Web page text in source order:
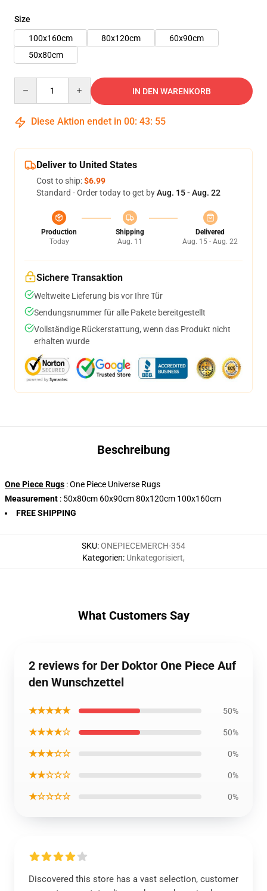
Size
100x160cm
80x120cm
60x90cm
50x80cm
IN DEN WARENKORB
Diese Aktion endet in 00: 43: 55
Deliver to United States
Cost to ship:$6.99
Standard - Order today to get byAug. 15 - Aug. 22
Production
Today
Shipping
Aug. 11
Delivered
Aug. 15 - Aug. 22
Sichere Transaktion
Weltweite Lieferung bis vor Ihre Tür
Sendungsnummer für alle Pakete bereitgestellt
Vollständige Rückerstattung, wenn das Produkt nicht
erhalten wurde
Beschreibung
One Piece Rugs : One Piece Universe Rugs
Measurement : 50x80cm 60x90cm 80x120cm 100x160cm
FREE SHIPPING
SKU:ONEPIECEMERCH-354
Kategorien: Unkategorisiert,
What Customers Say
2 reviews for Der Doktor One Piece Auf
den Wunschzettel
★★★★★ 50%
★★★★☆ 50%
★★★☆☆ 0%
★★☆☆☆ 0%
★☆☆☆☆ 0%
Discovered this store has a vast selection, customer